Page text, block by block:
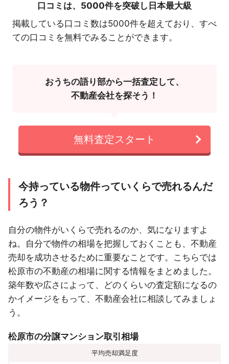
口コミは、 5000件を突破し日本最大級
掲載している口コミ数は5000件を超えており、すべ
ての口コミを無料でみることができます。
おうちの語り部から一括査定して、
不動産会社を探そう！
無料査定スタート
今持っている物件っていくらで売れるんだ
ろう？
自分の物件がいくらで売れるのか、気になりますよ
ね。自分で物件の相場を把握しておくことも、不動産
売却を成功させるために重要なことです。こちらでは
松原市の不動産の相場に関する情報をまとめました。
築年数や広さによって、どのくらいの査定額になるの
かイメージをもって、不動産会社に相談してみましょ
う。
松原市の分譲マンション取引相場
平均売却満足度